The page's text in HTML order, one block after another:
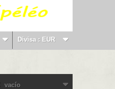
Divisa : EUR
vacío